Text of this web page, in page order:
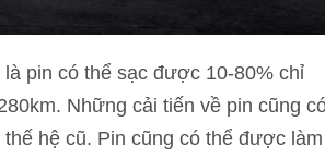
pin có thể sạc được 10-80% chỉ
Những cải tiến về pin cũng
hệ cũ. Pin cũng có thể được làm